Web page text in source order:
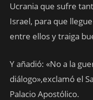
Ucrania que sufre
Israel, para que
entre ellos y traiga
Y añadió: «No a la
diálogo»,exclamó el
Palacio Apostólico.